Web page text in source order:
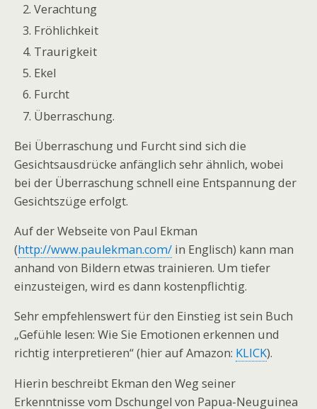
Verachtung
Fröhlichkeit
Traurigkeit
Ekel
Furcht
Überraschung.
Bei Überraschung und Furcht sind sich die
Gesichtsausdrücke anfänglich sehr ähnlich, wobei
bei der Überraschung schnell eine Entspannung der
Gesichtszüge erfolgt.
Auf der Webseite von Paul Ekman
(http://www.paulekman.com/ in Englisch) kann man
anhand von Bildern etwas trainieren. Um tiefer
einzusteigen, wird es dann kostenpflichtig.
Sehr empfehlenswert für den Einstieg ist sein Buch
„Gefühle lesen: Wie Sie Emotionen erkennen und
richtig interpretieren“ (hier auf Amazon: KLICK).
Hierin beschreibt Ekman den Weg seiner
Erkenntnisse vom Dschungel von Papua-Neuguinea